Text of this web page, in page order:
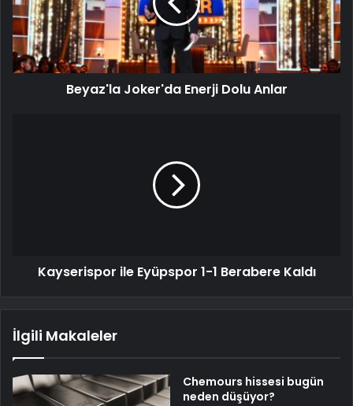
Beyaz'la Joker'da Enerji Dolu Anlar
Kayserispor ile Eyüpspor 1-1 Berabere Kaldı
İlgili Makaleler
Chemours hissesi bugün
neden düşüyor?